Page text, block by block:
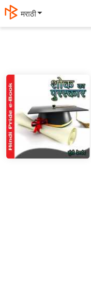
मराठी